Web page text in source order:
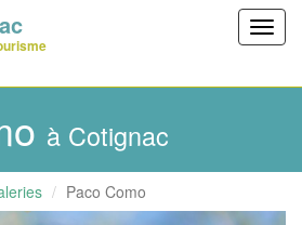
à Cotignac
Paco Como